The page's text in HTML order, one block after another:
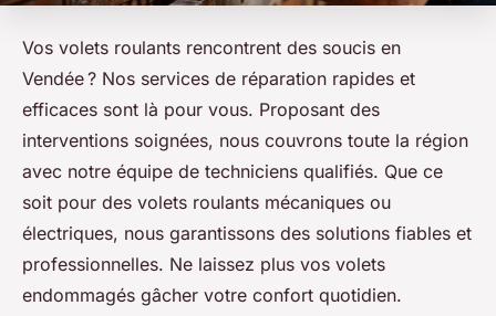
Vos volets roulants rencontrent des soucis en
Vendée ? Nos services de réparation rapides et
efficaces sont là pour vous. Proposant des
interventions soignées, nous couvrons toute la région
avec notre équipe de techniciens qualifiés. Que ce
soit pour des volets roulants mécaniques ou
électriques, nous garantissons des solutions fiables et
professionnelles. Ne laissez plus vos volets
endommagés gâcher votre confort quotidien.